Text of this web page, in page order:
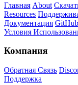
Главная About
Resources
Документация GitHub
Условия
Компания
Обратная Связь
Поддержка